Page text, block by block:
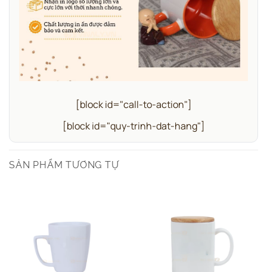
[block id="call-to-action"]
[block id="quy-trinh-dat-hang"]
SẢN PHẨM TƯƠNG TỰ